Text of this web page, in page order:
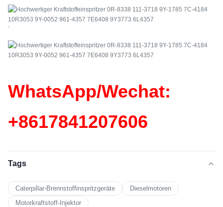
`
WhatsApp/Wechat:
+8617841207606
Tags
Caterpillar-Brennstoffinspritzgeräte
Dieselmotoren
Motorkraftstoff-Injektor